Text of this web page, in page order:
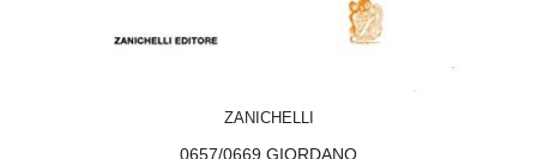
ZANICHELLI
0657/0669 GIORDANO